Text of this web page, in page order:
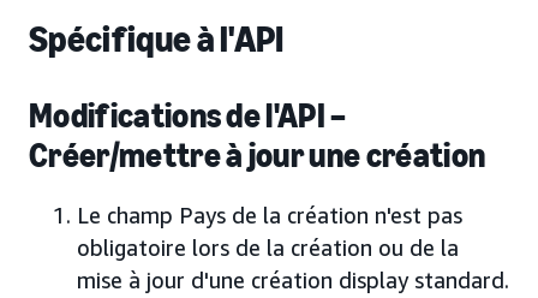
Spécifique à l'API
Modifications de l'API –
Créer/mettre à jour une création
Le champ Pays de la création n'est pas
obligatoire lors de la création ou de la
mise à jour d'une création display standard.